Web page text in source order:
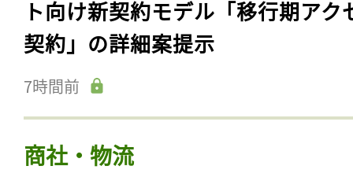
ト向け新契約モデル「移行期アク
契約」の詳細案提示
7時間前
商社・物流